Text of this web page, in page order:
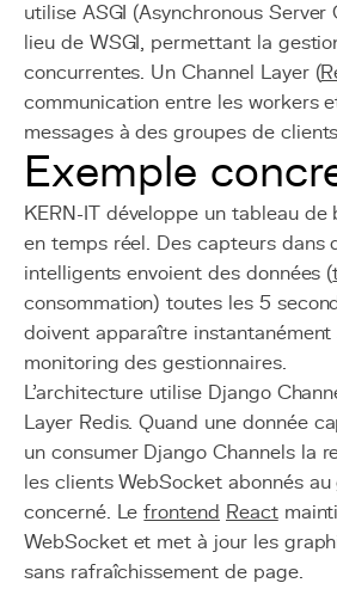
utilise ASGI (Asynchronous
lieu de WSGI, permettant la
concurrentes. Un Channel Layer (
communication entre les workers
messages à des groupes de
Exemple
KERN-IT développe un tableau
en temps réel. Des capteurs dans
intelligents envoient des données (
consommation) toutes les 5
doivent apparaître
monitoring des gestionnaires.
L'architecture utilise Django
Layer Redis. Quand une donnée
un consumer Django Channels la
les clients WebSocket abonnés
concerné. Lefrontend React
WebSocket et met à jour les
sans rafraîchissement de page.